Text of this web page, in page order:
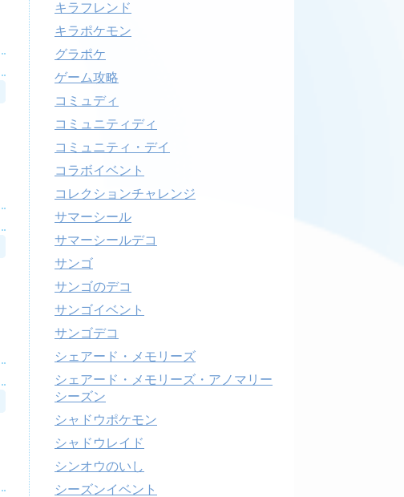
キラフレンド
キラポケモン
グラポケ
ゲーム攻略
コミュディ
コミュニティディ
コミュニティ・デイ
コラボイベント
コレクションチャレンジ
サマーシール
サマーシールデコ
サンゴ
サンゴのデコ
サンゴイベント
サンゴデコ
シェアード・メモリーズ
シェアード・メモリーズ・アノマリー
シーズン
シャドウポケモン
シャドウレイド
シンオウのいし
シーズンイベント